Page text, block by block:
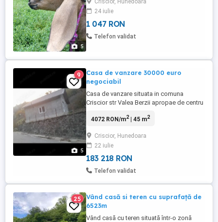
5
Criscior, Hunedoara
24 iulie
1 047 RON
Telefon validat
5
9
Casa de vanzare 30000 euro
negociabil
Casa de vanzare situata in comuna
Criscior str Valea Berzii apropae de centru
liceu, magazine si chiar aproape de orasul
toata in interior de la intstalatie electrica,
sanitara , zugravit,parchet laminat , gresie ,
faianta ...
4072 RON/m2| 45 m2
Criscior, Hunedoara
22 iulie
183 218 RON
Telefon validat
25
Vând casă si teren cu suprafață de
6523m
Vând casă cu teren situată într-o zonă